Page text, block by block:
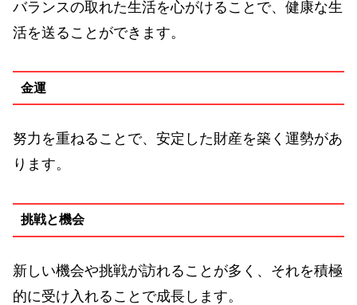
バランスの取れた生活を心がけることで、健康な生
活を送ることができます。
金運
努力を重ねることで、安定した財産を築く運勢があ
ります。
挑戦と機会
新しい機会や挑戦が訪れることが多く、それを積極
的に受け入れることで成長します。